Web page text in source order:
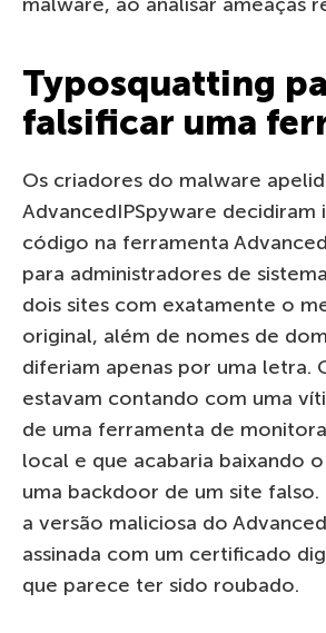
Typosquatting
falsificar uma
Os criadores do malware
AdvancedIPSpyware decidiram
código na ferramenta
para administradores de
dois sites com exatamente o
original, além de nomes de
diferiam apenas por uma letra.
estavam contando com uma
de uma ferramenta de
local e que acabaria baixando
uma backdoor de um site falso.
a versão maliciosa do
assinada com um certificado
que parece ter sido roubado.